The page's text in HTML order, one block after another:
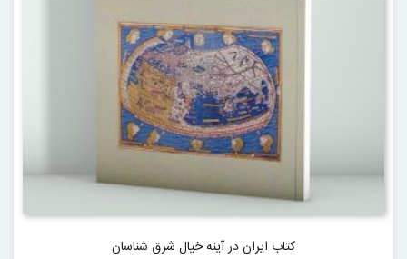
کتاب ایران در آینه خیال شرق شناسان